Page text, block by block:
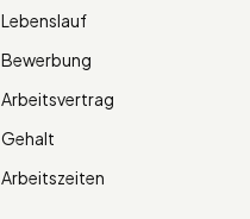
Lebenslauf
Bewerbung
Arbeitsvertrag
Gehalt
Arbeitszeiten